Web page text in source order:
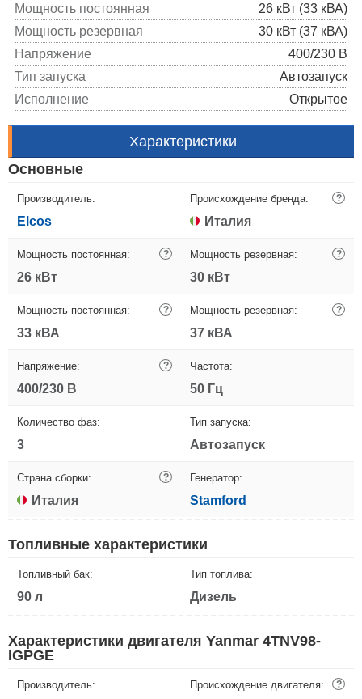
Мощность постоянная
26 кВт (33 кВА)
Мощность резервная
30 кВт (37 кВА)
Напряжение
400/230 В
Тип запуска
Автозапуск
Исполнение
Открытое
Характеристики
Основные
Производитель:
Elcos
Происхождение бренда: ?
Италия
Мощность постоянная: ?
26 кВт
Мощность резервная: ?
30 кВт
Мощность постоянная: ?
33 кВА
Мощность резервная: ?
37 кВА
Напряжение: ?
400/230 В
Частота:
50 Гц
Количество фаз:
3
Тип запуска:
Автозапуск
Страна сборки: ?
Италия
Генератор:
Stamford
Топливные характеристики
Топливный бак:
90 л
Тип топлива:
Дизель
Характеристики двигателя Yanmar 4TNV98-
IGPGE
Производитель: Происхождение двигателя: ?